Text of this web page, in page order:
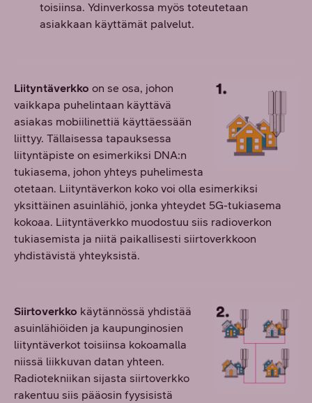
toisiinsa. Ydinverkossa myös toteutetaan
asiakkaan käyttämät palvelut.
Liityntäverkko on se osa, johon
vaikkapa puhelintaan käyttävä
asiakas mobiilinettiä käyttäessään
liittyy. Tällaisessa tapauksessa
liityntäpiste on esimerkiksi DNA:n
tukiasema, johon yhteys puhelimesta
otetaan. Liityntäverkon koko voi olla esimerkiksi
yksittäinen asuinlähiö, jonka yhteydet 5G-tukiasema
kokoaa. Liityntäverkko muodostuu siis radioverkon
tukiasemista ja niitä paikallisesti siirtoverkkoon
yhdistävistä yhteyksistä.
Siirtoverkko käytännössä yhdistää
asuinlähiöiden ja kaupunginosien
liityntäverkot toisiinsa kokoamalla
niissä liikkuvan datan yhteen.
Radiotekniikan sijasta siirtoverkko
rakentuu siis pääosin fyysisistä